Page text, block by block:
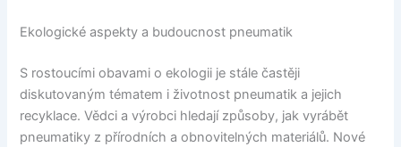
Ekologické aspekty a budoucnost pneumatik
S rostoucími obavami o ekologii je stále častěji
diskutovaným tématem i životnost pneumatik a jejich
recyklace. Vědci a výrobci hledají způsoby, jak vyrábět
pneumatiky z přírodních a obnovitelných materiálů. Nové